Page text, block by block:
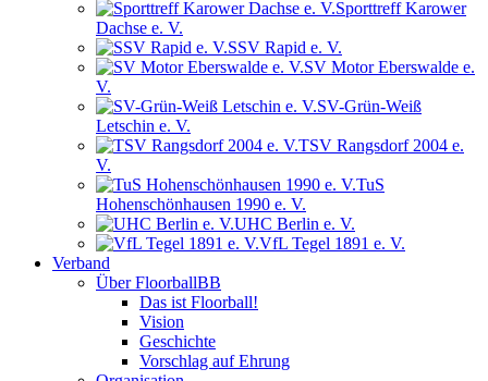
Sporttreff Karower
Dachse e. V.
SSV Rapid e. V.
SV Motor Eberswalde e.
V.
SV-Grün-Weiß
Letschin e. V.
TSV Rangsdorf 2004 e.
V.
TuS
Hohenschönhausen 1990 e. V.
UHC Berlin e. V.
VfL Tegel 1891 e. V.
Verband
Über FloorballBB
Das ist Floorball!
Vision
Geschichte
Vorschlag auf Ehrung